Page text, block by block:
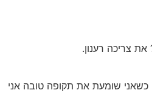
צריכה רענון.‬
כשאני שומעת את תקופה טובה אני